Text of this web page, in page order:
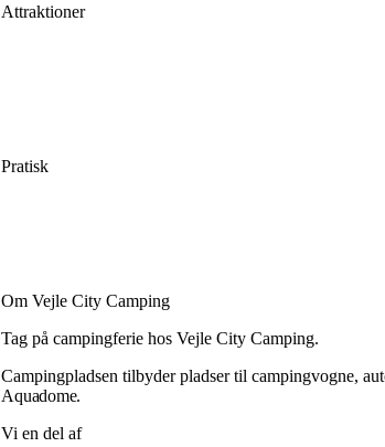
Attraktioner
Pratisk
Om Vejle City Camping
Tag på campingferie hos Vejle City Camping.
Campingpladsen tilbyder pladser til campingvogne,
Aquadome.
Vi en del af